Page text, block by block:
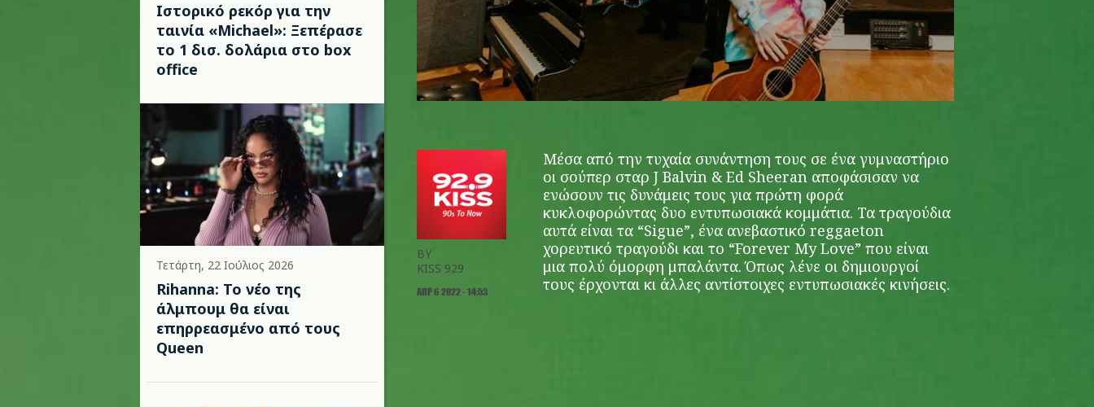
Ιστορικό ρεκόρ για την
ταινία «Michael»: Ξεπέρασε
το 1 δισ. δολάρια στο box
office
Τετάρτη, 22 Ιούλιος 2026
Rihanna: Το νέο της
άλμπουμ θα είναι
επηρρεασμένο από τους
Queen
BY
KISS 929
ΑΠΡ 6 2022 - 14:53
Μέσα από την τυχαία συνάντηση τους σε ένα γυμναστήριο
οι σούπερ σταρ J Balvin & Ed Sheeran αποφάσισαν να
ενώσουν τις δυνάμεις τους για πρώτη φορά
κυκλοφορώντας δυο εντυπωσιακά κομμάτια. Τα τραγούδια
αυτά είναι τα “Sigue”, ένα ανεβαστικό reggaeton
χορευτικό τραγούδι και το “Forever My Love” που είναι
μια πολύ όμορφη μπαλάντα. Όπως λένε οι δημιουργοί
τους έρχονται κι άλλες αντίστοιχες εντυπωσιακές κινήσεις.